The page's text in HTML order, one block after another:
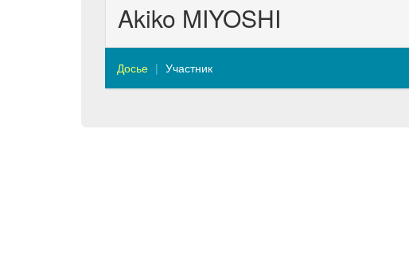
Akiko MIYOSHI
Досье Участник